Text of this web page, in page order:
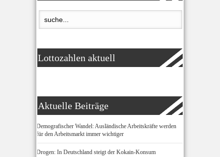
Lottozahlen aktuell
Aktuelle Beiträge
Demografischer Wandel: Ausländische Arbeitskräfte werden
für den Arbeitsmarkt immer wichtiger
Drogen: In Deutschland steigt der Kokain-Konsum